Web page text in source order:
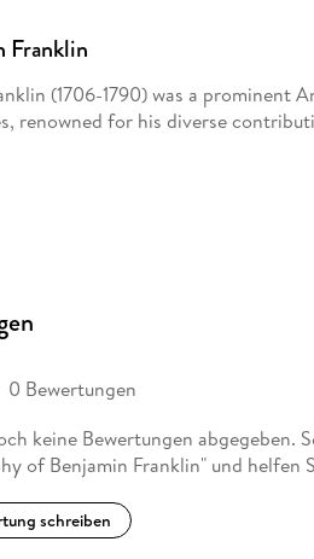
Franklin
(1706-1790) was a
renowned for his diverse
0 Bewertungen
keine Bewertungen abgegeben.
of Benjamin Franklin" und helfen
schreiben